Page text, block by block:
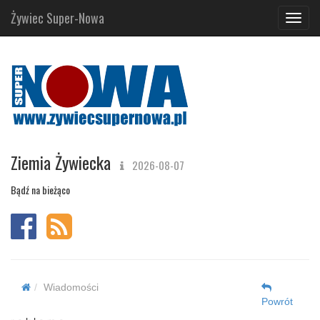
Żywiec Super-Nowa
Ziemia Żywiecka 2026-08-07
Bądź na bieżąco
Wiadomości
Powrót